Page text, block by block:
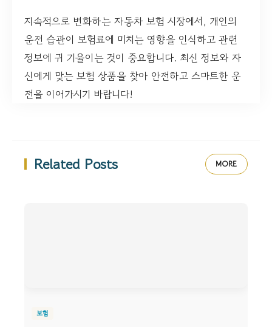
지속적으로 변화하는 자동차 보험 시장에서, 개인의
운전 습관이 보험료에 미치는 영향을 인식하고 관련
정보에 귀 기울이는 것이 중요합니다. 최신 정보와 자
신에게 맞는 보험 상품을 찾아 안전하고 스마트한 운
전을 이어가시기 바랍니다!
Related Posts MORE
보험